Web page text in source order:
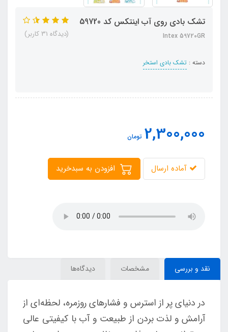
تشک بادی روی آب اینتکس کد 59720
Intex 59720GR
دسته : تشک بادی استخر
(دیدگاه 31 کاربر)
2,300,000 تومان
آماده ارسال
نقد و بررسی مشخصات دیدگاه‌ها
در دنیای پر از استرس و فشارهای روزمره، لحظه‌ای از
آرامش و لذت بردن از طبیعت و آب با کیفیتی عالی